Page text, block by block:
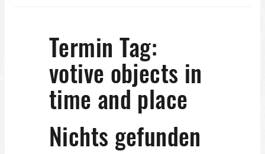
Termin Tag:
votive objects in
time and place
Nichts gefunden